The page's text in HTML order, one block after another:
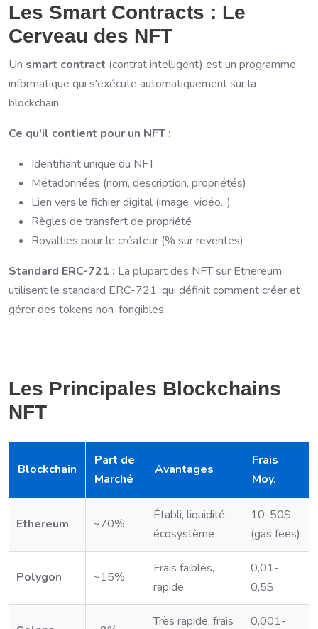
Les Smart Contracts : Le
Cerveau des NFT
Un smart contract (contrat intelligent) est un programme
informatique qui s'exécute automatiquement sur la
blockchain.
Ce qu'il contient pour un NFT :
Identifiant unique du NFT
Métadonnées (nom, description, propriétés)
Lien vers le fichier digital (image, vidéo...)
Règles de transfert de propriété
Royalties pour le créateur (% sur reventes)
Standard ERC-721 : La plupart des NFT sur Ethereum
utilisent le standard ERC-721, qui définit comment créer et
gérer des tokens non-fongibles.
Les Principales Blockchains
NFT
Blockchain
Part de
Marché
Avantages
Frais
Moy.
Ethereum ~70%
Établi, liquidité,
écosystème
10-50$
(gas fees)
Polygon ~15%
Frais faibles,
rapide
0,01-
0,5$
Très rapide, frais
0,001-